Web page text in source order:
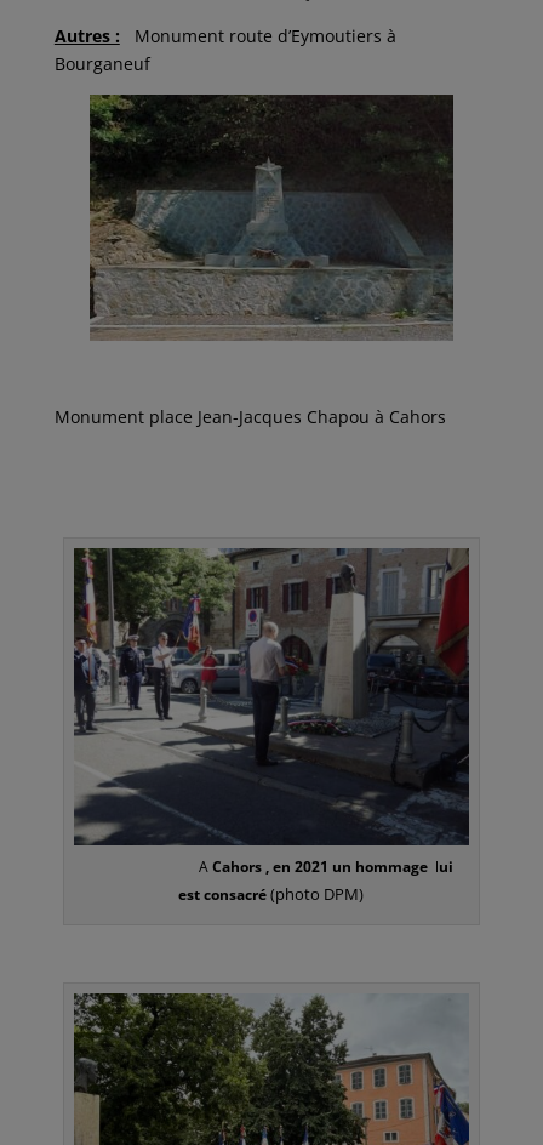
Autres :
Monument route d’Eymoutiers à
Bourganeuf
Monument place Jean-Jacques Chapou à Cahors
ACahors , en 2021 un hommagelui
est consacré(photo DPM)